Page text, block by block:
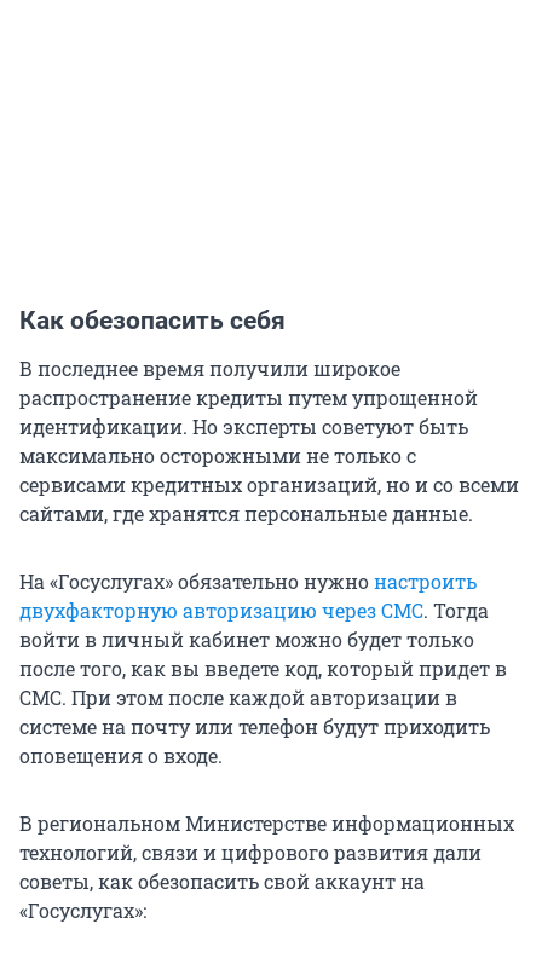
Как обезопасить себя
В последнее время получили широкое
распространение кредиты путем упрощенной
идентификации. Но эксперты советуют быть
максимально осторожными не только с
сервисами кредитных организаций, но и со всеми
сайтами, где хранятся персональные данные.
На «Госуслугах» обязательно нужнонастроить
двухфакторную авторизацию через СМС. Тогда
войти в личный кабинет можно будет только
после того, как вы введете код, который придет в
СМС. При этом после каждой авторизации в
системе на почту или телефон будут приходить
оповещения о входе.
В региональном Министерстве информационных
технологий, связи и цифрового развития дали
советы, как обезопасить свой аккаунт на
«Госуслугах»: